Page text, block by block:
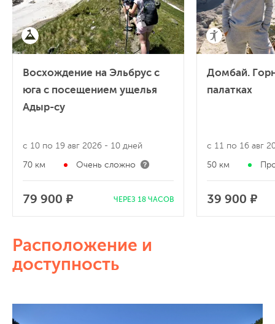
Восхождение на Эльбрус с
юга с посещением ущелья
Адыр-су
с 10 по 19 авг 2026 - 10 дней
70 км Очень сложно
79 900 ₽ ЧЕРЕЗ 18 ЧАСОВ
Домбай.
палатках
с 11 по 16 авг
50 км
39 900 ₽
Расположение и
доступность